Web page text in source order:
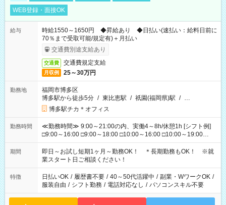
WEB登録・面接OK
給与
時給1550～1650円 ◆昇給あり ◆日払い(速払い：給料日前に
70％まで受取可能/規定有)＋月払い
交通費別途支給あり
交通費 交通費規定支給
月収例 25～30万円
勤務地
福岡市博多区
博多駅から徒歩5分 / 東比恵駅 / 祇園(福岡県)駅 / …
博多駅チカ＊オフィス
勤務時間
≪勤務時間≫ 9:00～21:00の内、実働4～8h/休憩1h [シフト例]
□9:00～16:00 □9:00～18:00 □10:00～16:00 □10:00～19:00
□11:00～20:00 □12:00～19:00 □12:00～21:00 □16:00～21:00
□17:00～21:00 ◆残業なし ◆勤務時間固定の相談OK ◆上記以外
の勤務時間も相談OK
期間
即日～お試し短期1ヶ月～勤務OK！ ＊長期勤務もOK！ ※就
業スタート日ご相談ください！
特徴 日払いOK / 履歴書不要 / 40～50代活躍中 / 副業・WワークOK /
服装自由 / シフト勤務 / 電話対応なし / パソコンスキル不要